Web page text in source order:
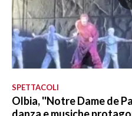
SPETTACOLI
Olbia, ''Notre Dame de